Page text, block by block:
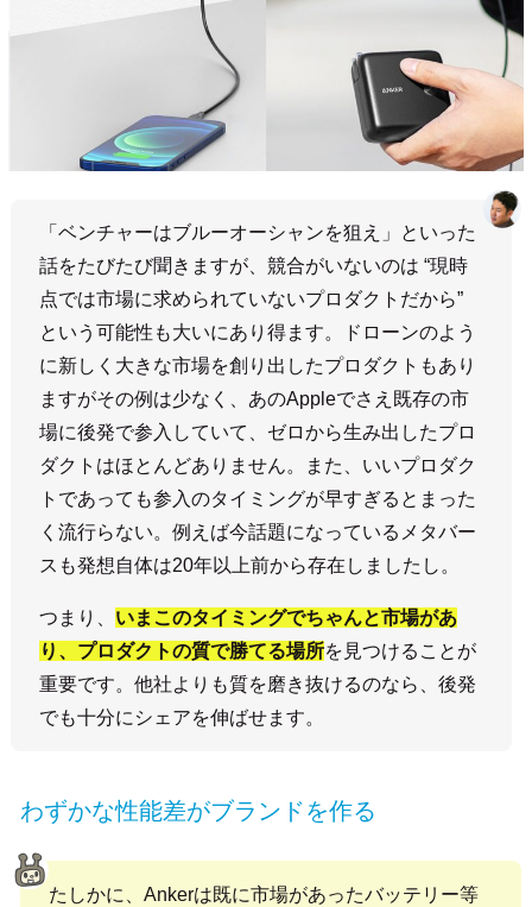
「ベンチャーはブルーオーシャンを狙え」といった
話をたびたび聞きますが、競合がいないのは “現時
点では市場に求められていないプロダクトだから”
という可能性も大いにあり得ます。ドローンのよう
に新しく大きな市場を創り出したプロダクトもあり
ますがその例は少なく、あのAppleでさえ既存の市
場に後発で参入していて、ゼロから生み出したプロ
ダクトはほとんどありません。また、いいプロダク
トであっても参入のタイミングが早すぎるとまった
く流行らない。例えば今話題になっているメタバー
スも発想自体は20年以上前から存在しましたし。
つまり、 いまこのタイミングでちゃんと市場があ
り、プロダクトの質で勝てる場所を見つけることが
重要です。他社よりも質を磨き抜けるのなら、後発
でも十分にシェアを伸ばせます。
わずかな性能差がブランドを作る
たしかに、Ankerは既に市場があったバッテリー等